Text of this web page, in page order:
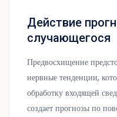
Действие
случающегося
Предвосхищение
нервные тенденции,
обработку входящей
создает прогнозы по